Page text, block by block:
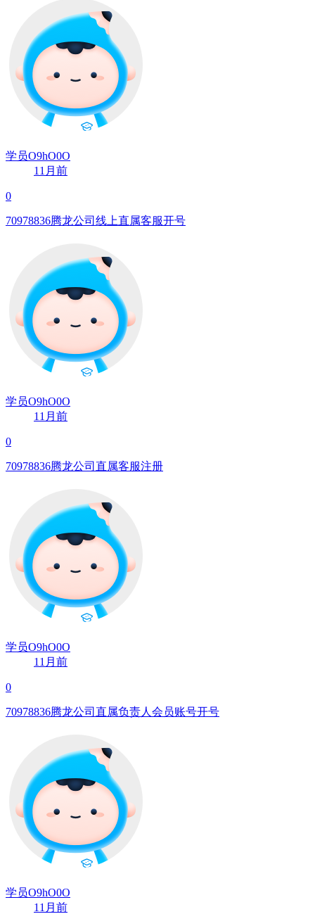
学员O9hO0O
11月前
0
70978836腾龙公司线上直属客服开号
学员O9hO0O
11月前
0
70978836腾龙公司直属客服注册
学员O9hO0O
11月前
0
70978836腾龙公司直属负责人会员账号开号
学员O9hO0O
11月前